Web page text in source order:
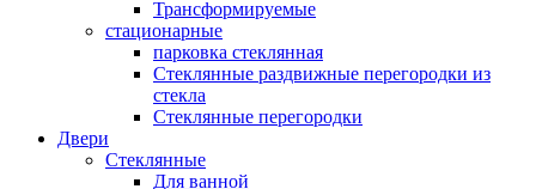
Трансформируемые
стационарные
парковка стеклянная
Стеклянные раздвижные перегородки из
стекла
Стеклянные перегородки
Двери
Стеклянные
Для ванной